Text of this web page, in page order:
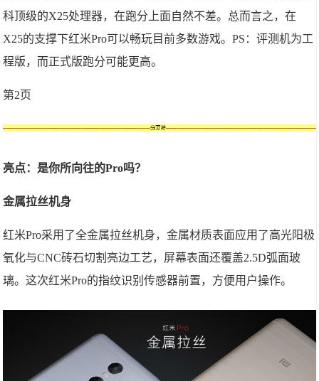
科顶级的X25处理器，在跑分上面自然不差。总而言之，在
X25的支撑下红米Pro可以畅玩目前多数游戏。PS：评测机为工
程版，而正式版跑分可能更高。
第2页
亮点：是你所向往的Pro吗？
金属拉丝机身
红米Pro采用了全金属拉丝机身，金属材质表面应用了高光阳极
氧化与CNC砖石切割亮边工艺，屏幕表面还覆盖2.5D弧面玻
璃。这次红米Pro的指纹识别传感器前置，方便用户操作。